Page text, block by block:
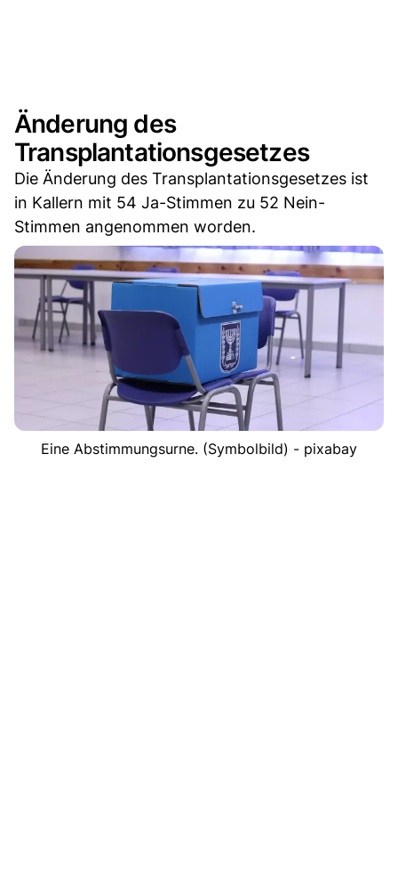
Änderung des
Transplantationsgesetzes
Die Änderung des Transplantationsgesetzes ist
in Kallern mit 54 Ja-Stimmen zu 52 Nein-
Stimmen angenommen worden.
Eine Abstimmungsurne. (Symbolbild) - pixabay